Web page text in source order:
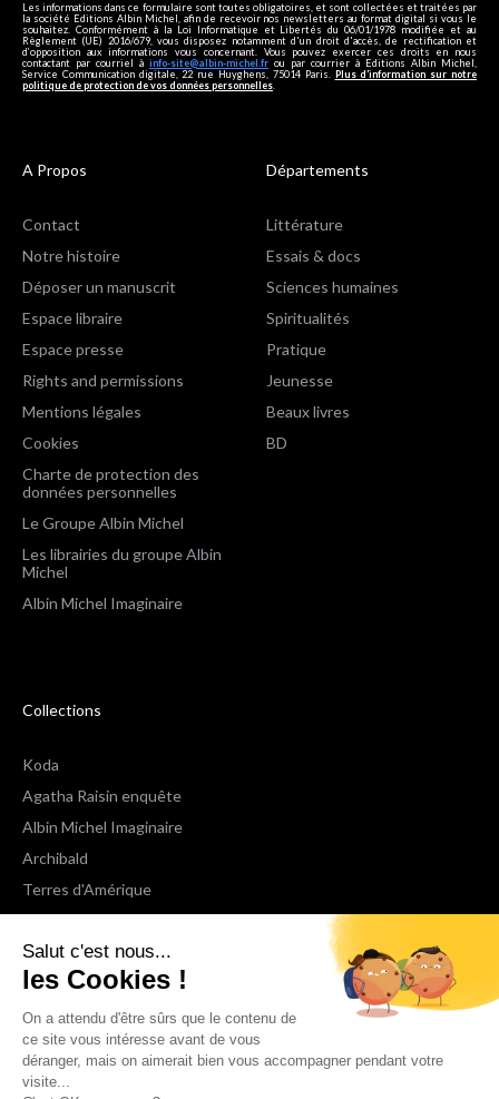
Salut c'est nous...
les Cookies !
On a attendu d'être sûrs que le contenu de
ce site vous intéresse avant de vous
déranger, mais on aimerait bien vous accompagner pendant votre
visite...
Les informations dans ce formulaire sont toutes obligatoires, et sont collectées et traitées par
la société Editions Albin Michel, afin de recevoir nos newsletters au format digital si vous le
souhaitez. Conformément à la Loi Informatique et Libertés du 06/01/1978 modifiée et au
Règlement (UE) 2016/679, vous disposez notamment d'un droit d'accès, de rectification et
d’opposition aux informations vous concernant. Vous pouvez exercer ces droits en nous
contactant par courriel à info-site@albin-michel.fr ou par courrier à Editions Albin Michel,
Service Communication digitale, 22 rue Huyghens, 75014 Paris. Plus d’information sur notre
politique de protection de vos données personnelles
A Propos
Contact
Notre histoire
Déposer un manuscrit
Espace libraire
Espace presse
Rights and permissions
Mentions légales
Cookies
Charte de protection des
données personnelles
Le Groupe Albin Michel
Les librairies du groupe Albin
Michel
Albin Michel Imaginaire
Départements
Littérature
Essais & docs
Sciences humaines
Spiritualités
Pratique
Jeunesse
Beaux livres
BD
Collections
Koda
Agatha Raisin enquête
Albin Michel Imaginaire
Archibald
Terres d'Amérique
Espaces Libres Poche
NOX
Wiz
Voir toutes les collections
Nous suivre